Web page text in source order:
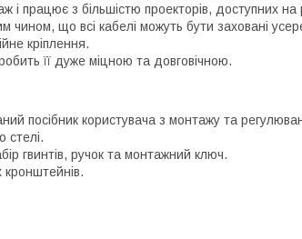
і працює з більшістю проекторів, доступних на
чином, що всі кабелі можуть бути заховані
кріплення.
її дуже міцною та довговічною.
посібник користувача з монтажу та
стелі.
гвинтів, ручок та монтажний ключ.